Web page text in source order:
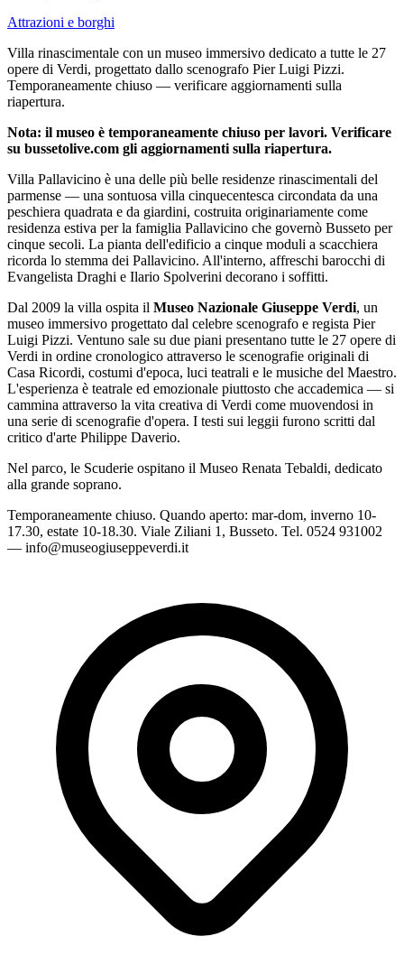
Attrazioni e borghi
Villa rinascimentale con un museo immersivo dedicato a tutte le 27
opere di Verdi, progettato dallo scenografo Pier Luigi Pizzi.
Temporaneamente chiuso — verificare aggiornamenti sulla
riapertura.
Nota: il museo è temporaneamente chiuso per lavori. Verificare
su bussetolive.com gli aggiornamenti sulla riapertura.
Villa Pallavicino è una delle più belle residenze rinascimentali del
parmense — una sontuosa villa cinquecentesca circondata da una
peschiera quadrata e da giardini, costruita originariamente come
residenza estiva per la famiglia Pallavicino che governò Busseto per
cinque secoli. La pianta dell'edificio a cinque moduli a scacchiera
ricorda lo stemma dei Pallavicino. All'interno, affreschi barocchi di
Evangelista Draghi e Ilario Spolverini decorano i soffitti.
Dal 2009 la villa ospita il Museo Nazionale Giuseppe Verdi, un
museo immersivo progettato dal celebre scenografo e regista Pier
Luigi Pizzi. Ventuno sale su due piani presentano tutte le 27 opere di
Verdi in ordine cronologico attraverso le scenografie originali di
Casa Ricordi, costumi d'epoca, luci teatrali e le musiche del Maestro.
L'esperienza è teatrale ed emozionale piuttosto che accademica — si
cammina attraverso la vita creativa di Verdi come muovendosi in
una serie di scenografie d'opera. I testi sui leggii furono scritti dal
critico d'arte Philippe Daverio.
Nel parco, le Scuderie ospitano il Museo Renata Tebaldi, dedicato
alla grande soprano.
Temporaneamente chiuso. Quando aperto: mar-dom, inverno 10-
17.30, estate 10-18.30. Viale Ziliani 1, Busseto. Tel. 0524 931002
— info@museogiuseppeverdi.it